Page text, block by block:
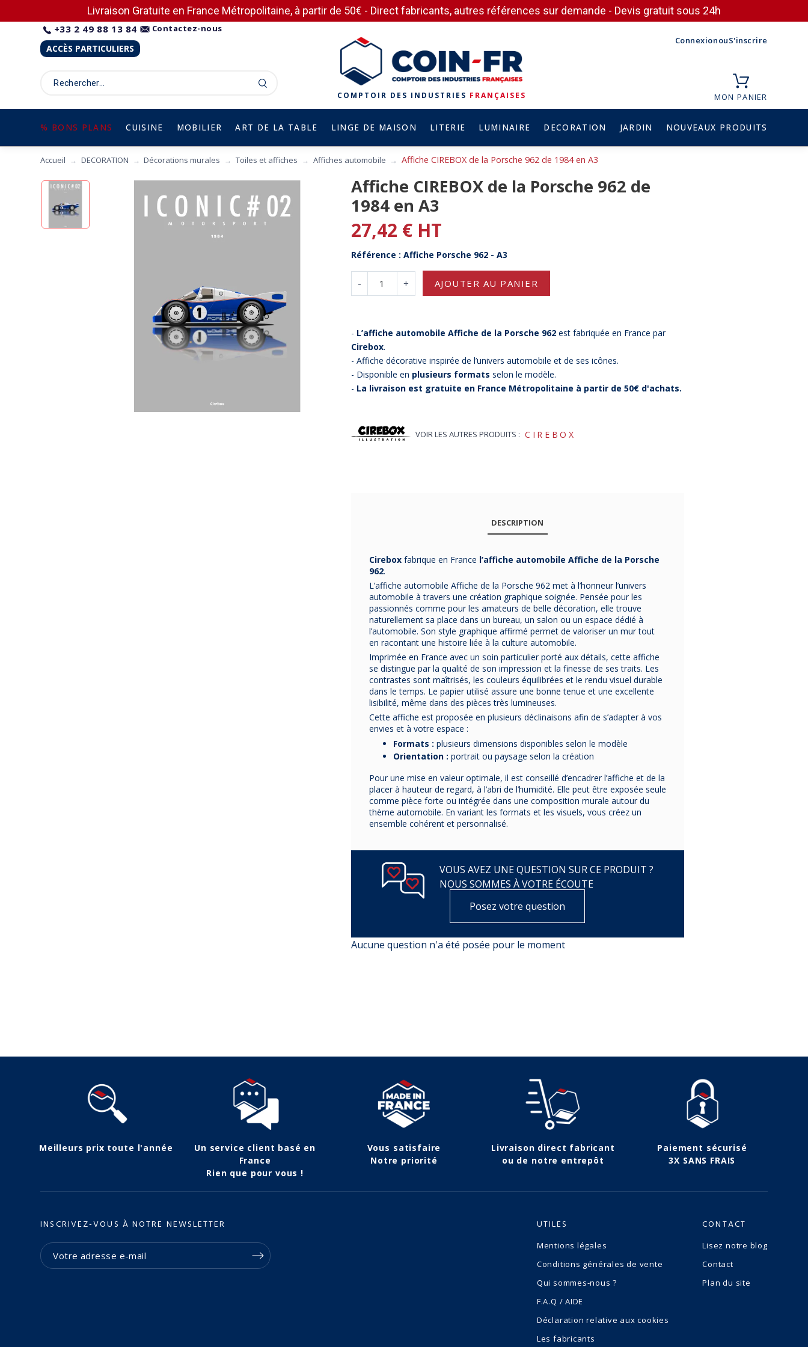
Livraison Gratuite en France Métropolitaine, à partir de 50€ - Direct fabricants, autres références sur demande - Devis gratuit sous 24h
+33 2 49 88 13 84 Contactez-nous
ACCÈS PARTICULIERS
ConnexionouS'inscrire
COMPTOIR DES INDUSTRIES FRANÇAISES MON PANIER
% BONS PLANS CUISINE MOBILIER ART DE LA TABLE LINGE DE MAISON LITERIE LUMINAIRE DECORATION JARDIN NOUVEAUX PRODUITS
Accueil DECORATION Décorations murales Toiles et affiches Affiches automobile Affiche CIREBOX de la Porsche 962 de 1984 en A3
Affiche CIREBOX de la Porsche 962 de
1984 en A3
27,42 € HT
Référence : Affiche Porsche 962 - A3
- + AJOUTER AU PANIER
- L’affiche automobile Affiche de la Porsche 962est fabriquée en France par
Cirebox.
- Affiche décorative inspirée de l’univers automobile et de ses icônes.
- Disponible en plusieurs formats selon le modèle.
- La livraison est gratuite en France Métropolitaine à partir de 50€ d'achats.
VOIR LES AUTRES PRODUITS : CIREBOX
DESCRIPTION
Cireboxfabrique en France l’affiche automobile Affiche de la Porsche
962.
L’affiche automobile Affiche de la Porsche 962 met à l’honneur l’univers
automobile à travers une création graphique soignée. Pensée pour les
passionnés comme pour les amateurs de belle décoration, elle trouve
naturellement sa place dans un bureau, un salon ou un espace dédié à
l’automobile. Son style graphique affirmé permet de valoriser un mur tout
en racontant une histoire liée à la culture automobile.
Imprimée en France avec un soin particulier porté aux détails, cette affiche
se distingue par la qualité de son impression et la finesse de ses traits. Les
contrastes sont maîtrisés, les couleurs équilibrées et le rendu visuel durable
dans le temps. Le papier utilisé assure une bonne tenue et une excellente
lisibilité, même dans des pièces très lumineuses.
Cette affiche est proposée en plusieurs déclinaisons afin de s’adapter à vos
envies et à votre espace :
Formats : plusieurs dimensions disponibles selon le modèle
Orientation : portrait ou paysage selon la création
Pour une mise en valeur optimale, il est conseillé d’encadrer l’affiche et de la
placer à hauteur de regard, à l’abri de l’humidité. Elle peut être exposée seule
comme pièce forte ou intégrée dans une composition murale autour du
thème automobile. En variant les formats et les visuels, vous créez un
ensemble cohérent et personnalisé.
VOUS AVEZ UNE QUESTION SUR CE PRODUIT ?
NOUS SOMMES À VOTRE ÉCOUTE
Posez votre question
Aucune question n'a été posée pour le moment
Meilleurs prix toute l'année
Un service client basé en
France
Rien que pour vous !
Vous satisfaire
Notre priorité
Livraison direct fabricant
ou de notre entrepôt
Paiement sécurisé
3X SANS FRAIS
INSCRIVEZ-VOUS À NOTRE NEWSLETTER UTILES
Mentions légales
Conditions générales de vente
Qui sommes-nous ?
F.A.Q / AIDE
Déclaration relative aux cookies
Les fabricants
CONTACT
Lisez notre blog
Contact
Plan du site